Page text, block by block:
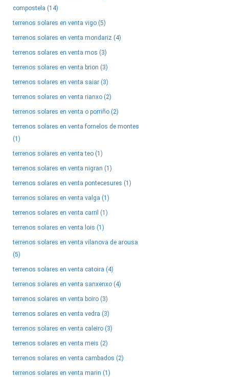
compostela (14)
terrenos solares en venta vigo (5)
terrenos solares en venta mondariz (4)
terrenos solares en venta mos (3)
terrenos solares en venta brion (3)
terrenos solares en venta saiar (3)
terrenos solares en venta rianxo (2)
terrenos solares en venta o porriño (2)
terrenos solares en venta fornelos de montes
(1)
terrenos solares en venta teo (1)
terrenos solares en venta nigran (1)
terrenos solares en venta pontecesures (1)
terrenos solares en venta valga (1)
terrenos solares en venta carril (1)
terrenos solares en venta lois (1)
terrenos solares en venta vilanova de arousa
(5)
terrenos solares en venta catoira (4)
terrenos solares en venta sanxenxo (4)
terrenos solares en venta boiro (3)
terrenos solares en venta vedra (3)
terrenos solares en venta caleiro (3)
terrenos solares en venta meis (2)
terrenos solares en venta cambados (2)
terrenos solares en venta marin (1)